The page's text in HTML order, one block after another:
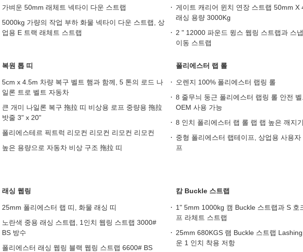
가벼운 50mm 래체트 넥타이 다운 스트랩
5000kg 가량의 작업 부하 화물 넥타이 다운 스트랩, 상
업용 E 트랙 래체트 스트랩
게이트 캐리어 윈치 연장 스트랩 50mm X
래싱 용량 3000Kg
2 " 12000 파운드 윙스 웹링 스트랩과 스
이동 스트랩
복원 톱 띠
5cm x 4.5m 차량 복구 벨트 햄과 함께, 5 톤의 로드 나
일론 트로 벨트 자동차
큰 개미 나일론 복구 拖拉 띠 비상용 로프 중량용 拖拉
밧줄 3" x 20"
폴리에스테르 픽트럭 리모컨 리모컨 리모컨 리모컨
높은 용량으로 자동차 비상 구조 拖拉 띠
폴리에스터 랩 롤
오렌지 100% 폴리에스터 랩링 롤
8 줄무늬 둥근 폴리에스터 랩링 롤 안전 벨
OEM 사용 가능
8 인치 폴리에스터 랩 롤 랩 랩 높은 깨지
중형 폴리에스터 랩테이프, 상업용 사용자
프
래싱 웹링
25mm 폴리에스터 랩 띠, 화물 래싱 띠
노란색 중용 래싱 스트랩, 1인치 웹링 스트랩 3000#
BS 방수
폴리에스터 래싱 웹링 블랙 웹링 스트랩 6600# BS
캄 Buckle 스트랩
1" 5mm 1000kg 캠 Buckle 스트랩과 S 호
프 라체트 스트랩
25mm 680KGS 램 Buckle 스트랩
운 1 인치 착용 저항